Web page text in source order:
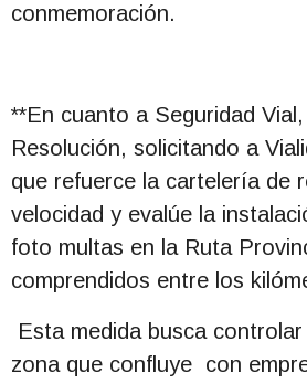
conmemoración.
**En cuanto a Seguridad
Resolución, solicitando a
que refuerce la cartelería de
velocidad y evalúe la
foto multas en la Ruta
comprendidos entre los
Esta medida busca
zona que confluye con